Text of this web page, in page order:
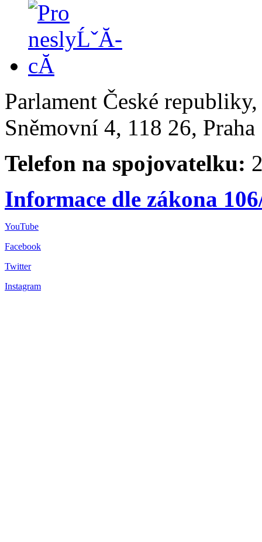
Parlament České
Sněmovní 4, 118 26,
Telefon na spojovatelku:
Informace dle zákona
YouTube
Facebook
Twitter
Instagram